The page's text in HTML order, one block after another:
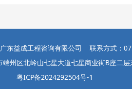
东益成工程咨询有限公司 联系方式：
端州区北岭山七星大道七星商业街B座二
粤ICP备2024292504号-1